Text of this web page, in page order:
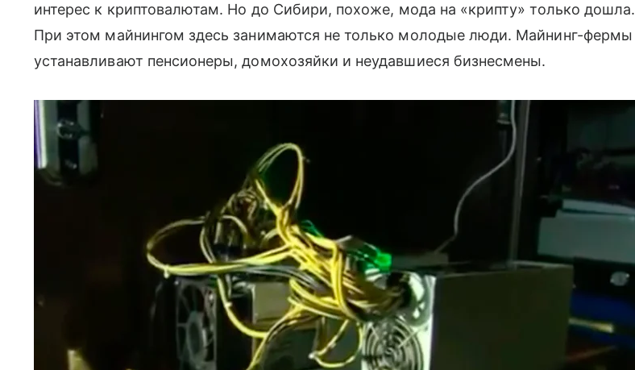
интерес к криптовалютам. Но до Сибири, похоже, мода на «крипту» только дошла.
При этом майнингом здесь занимаются не только молодые люди. Майнинг-фермы
устанавливают пенсионеры, домохозяйки и неудавшиеся бизнесмены.